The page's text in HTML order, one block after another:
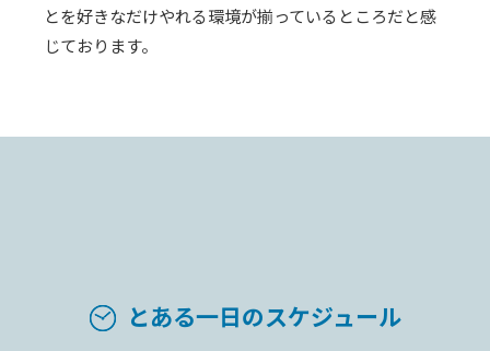
とを好きなだけやれる環境が揃っているところだと感
じております。
とある一日のスケジュール